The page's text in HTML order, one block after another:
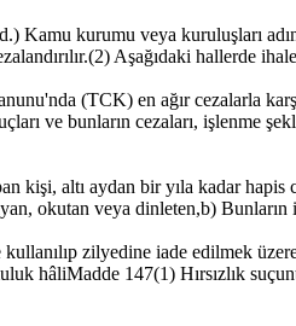
kurumu veya kuruluşları
Aşağıdaki hallerde
(TCK) en ağır cezalarla
ve bunların cezaları, işlenme
altı aydan bir yıla kadar hapis
okutan veya dinleten,b)
kullanılıp zilyedine iade edilmek
hâliMadde 147(1) Hırsızlık